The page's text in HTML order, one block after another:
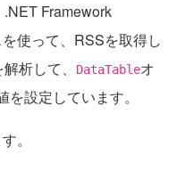
Framework
使って、RSSを取得し
析して、
DataTableオ
を設定しています。
。